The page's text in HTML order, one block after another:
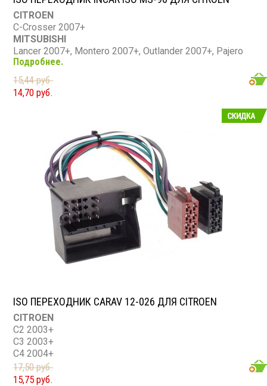
CITROEN
C-Crosser 2007+
MITSUBISHI
Lancer 2007+, Montero 2007+, Outlander 2007+, Pajero
2007+, Shogun 2007+
PEUGEOT
4007 2007+
Подробнее.
15,44 руб.
14,70 руб.
ISO ПЕРЕХОДНИК CARAV 12-026 ДЛЯ CITROEN
CITROEN
C2 2003+
C3 2003+
C4 2004+
C5 2004+
PEUGEOT
17,50 руб.
15,75 руб.